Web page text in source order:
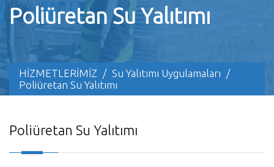
Poliüretan Su Yalıtımı
HİZMETLERİMİZ / Su Yalıtımı Uygulamaları /
Poliüretan Su Yalıtımı
Poliüretan Su Yalıtımı